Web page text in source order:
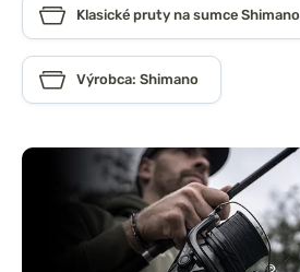
Klasické pruty na sumce Shimano
Výrobca: Shimano